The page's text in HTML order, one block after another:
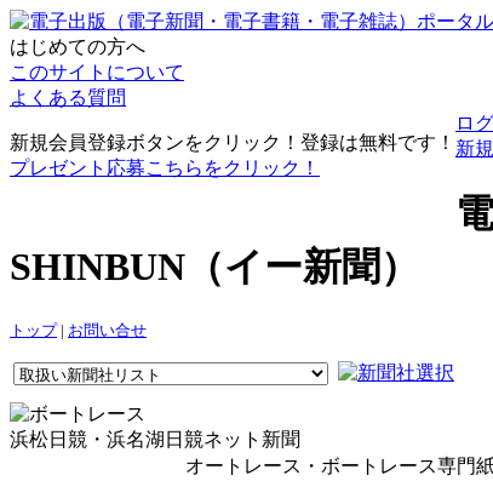
はじめての方へ
このサイトについて
よくある質問
新規会員登録ボタンをクリック！登録は無料です！
プレゼント応募こちらをクリック！
ロ
新
SHINBUN（イー新聞）
トップ| お問い合せ
浜松日競・浜名湖日競ネット新聞
オートレース・ボートレース専門